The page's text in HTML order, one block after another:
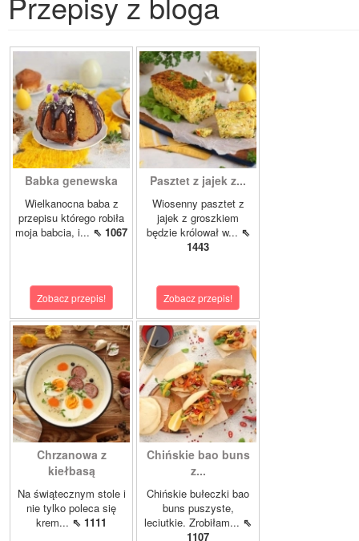
Babka genewska
Wielkanocna baba z
przepisu którego robiła
moja babcia, i... ⇖ 1067
Zobacz przepis!
Pasztet z jajek z...
Wiosenny pasztet z
jajek z groszkiem
będzie królował w... ⇖
1443
Zobacz przepis!
Chrzanowa z
kiełbasą
Na świątecznym stole i
nie tylko poleca się
krem... ⇖ 1111
Chińskie bao buns
z...
Chińskie bułeczki bao
buns puszyste,
leciutkie. Zrobiłam... ⇖
1107